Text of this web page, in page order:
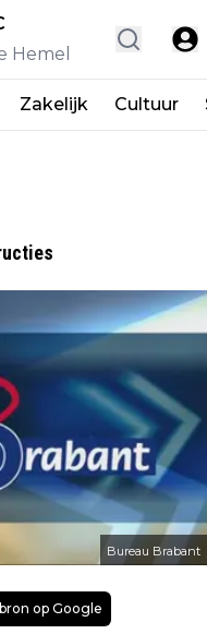
Hemel
Zakelijk Cultuur
Bureau Brabant
op Google